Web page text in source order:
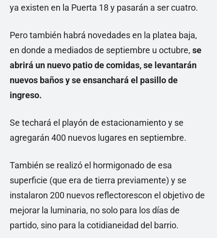
ya existen en la Puerta 18 y pasarán a ser cuatro.
Pero también habrá novedades en la platea baja,
en donde a mediados de septiembre u octubre, se
abrirá un nuevo patio de comidas, se levantarán
nuevos baños y se ensanchará el pasillo de
ingreso.
Se techará el playón de estacionamiento y se
agregarán 400 nuevos lugares en septiembre.
También se realizó el hormigonado de esa
superficie (que era de tierra previamente) y se
instalaron 200 nuevos reflectorescon el objetivo de
mejorar la luminaria, no solo para los días de
partido, sino para la cotidianeidad del barrio.